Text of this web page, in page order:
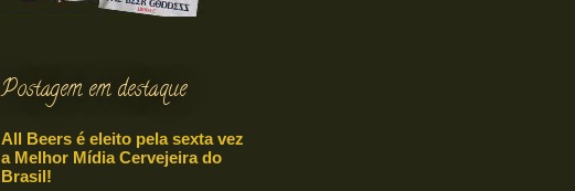
Postagem em destaque
All Beers é eleito pela sexta vez
a Melhor Mídia Cervejeira do
Brasil!